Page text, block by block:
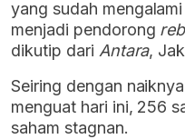
yang sudah
menjadi pendorong
dikutip dari Antara,
Seiring dengan
menguat hari ini, 256
saham stagnan.